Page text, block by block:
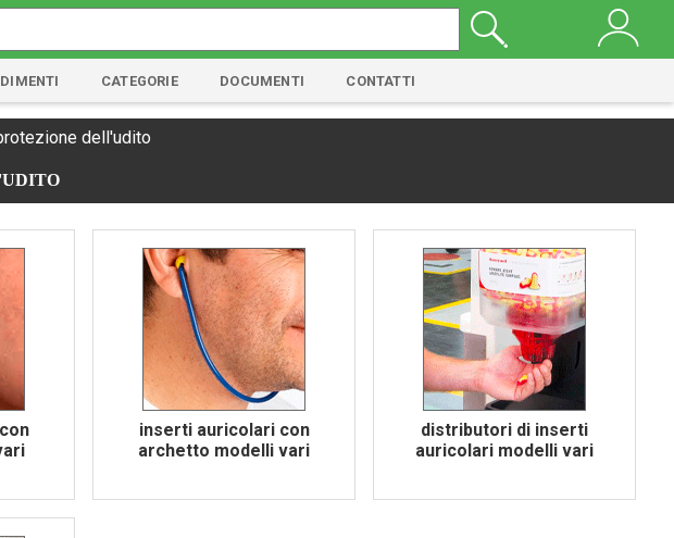
CATEGORIE DOCUMENTI CONTATTI
dell'udito
inserti auricolari con
archetto modelli vari
distributori di inserti
auricolari modelli vari